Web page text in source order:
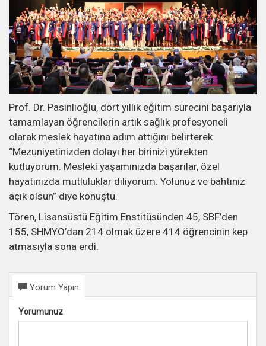
Prof. Dr. Pasinlioğlu, dört yıllık eğitim sürecini başarıyla
tamamlayan öğrencilerin artık sağlık profesyoneli
olarak meslek hayatına adım attığını belirterek
“Mezuniyetinizden dolayı her birinizi yürekten
kutluyorum. Mesleki yaşamınızda başarılar, özel
hayatınızda mutluluklar diliyorum. Yolunuz ve bahtınız
açık olsun” diye konuştu.
Tören, Lisansüstü Eğitim Enstitüsünden 45, SBF’den
155, SHMYO’dan 214 olmak üzere 414 öğrencinin kep
atmasıyla sona erdi.
Yorum Yapın
Yorumunuz